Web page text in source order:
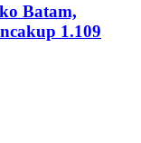
Batam,
1.109